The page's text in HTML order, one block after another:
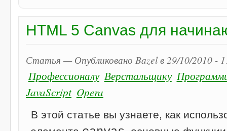
HTML 5 Canvas для
Статья — Опубликовано Bazel в 29/10/2010 -
Профессионалу Верстальщику
JavaScript Opera
В этой статье вы узнаете, как